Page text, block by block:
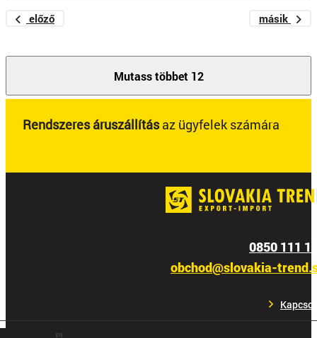
Mutass többet 12
előző másik
Rendszeres áruszállítás az ügyfelek számára
0850 111
obchod@slovakia-